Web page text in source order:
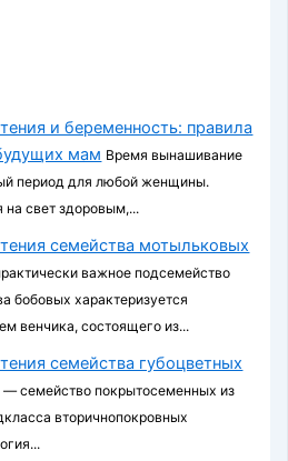
и беременность: правила
мам Время вынашивание
период для любой женщины.
свет здоровым,...
семейства мотыльковых
важное подсемейство
бобовых характери­зуется
венчика, состоящего из...
семейства губоцветных
— семейство покры­тосеменных из
вторичнопокровных